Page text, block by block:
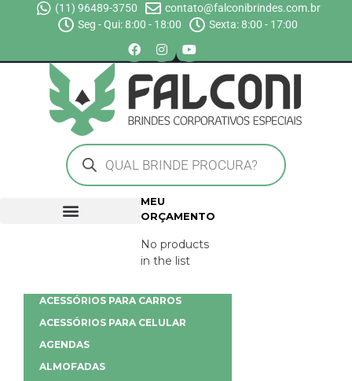
(11) 96489-3750
contato@falconibrindes.com.br
Seg - Qui: 8:00 - 18:00
Sexta: 8:00 - 17:00
MEU
ORÇAMENTO
No products
in the list
ACESSÓRIOS PARA CARROS
ACESSÓRIOS PARA CELULAR
AGENDAS
ALMOFADAS